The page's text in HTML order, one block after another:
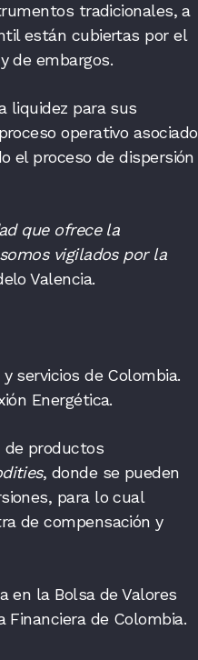
tradicionales, a
están cubiertas por el
de embargos.
liquidez para sus
operativo asociado
el proceso de dispersión
que ofrece la
vigilados por la
Valencia.
servicios de Colombia.
Energética.
de productos
, donde se pueden
para lo cual
de compensación y
en la Bolsa de Valores
Financiera de Colombia.